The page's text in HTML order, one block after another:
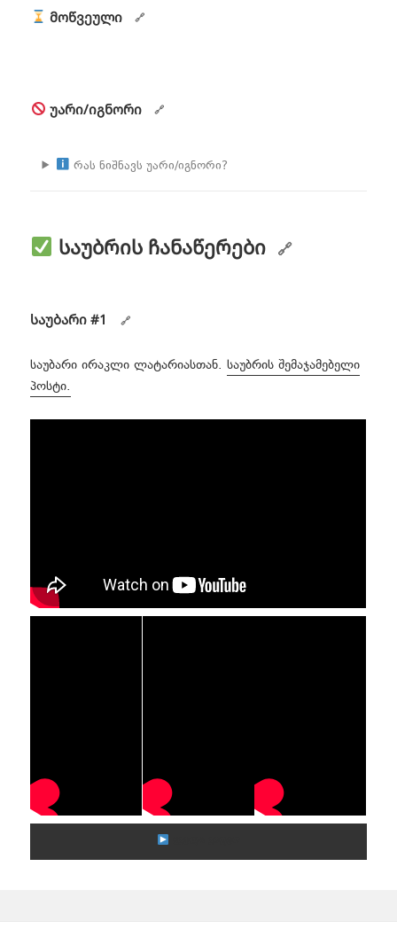
მოწვეული
უარი/იგნორი
რას ნიშნავს უარი/იგნორი?
საუბრის ჩანაწერები
საუბარი #1
საუბარი ირაკლი ლატარიასთან.საუბრის შემაჯამებელი
პოსტი.